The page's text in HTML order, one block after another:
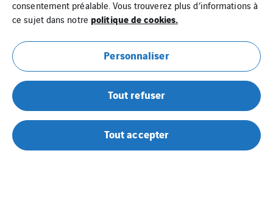
consentement préalable. Vous trouverez plus d’informations à
ce sujet dans notre politique de cookies.
Personnaliser
Tout refuser
Tout accepter